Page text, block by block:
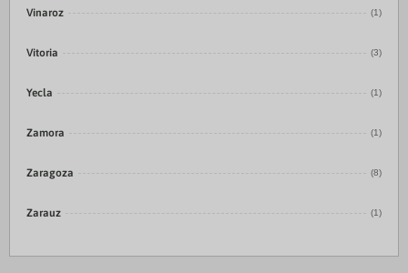
Vinaroz (1)
Vitoria (3)
Yecla (1)
Zamora (1)
Zaragoza (8)
Zarauz (1)